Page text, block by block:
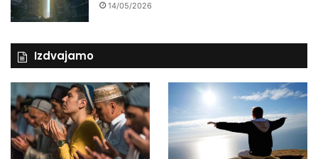
14/05/2026
Izdvajamo